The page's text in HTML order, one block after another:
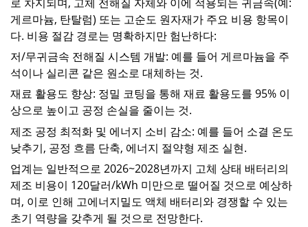
게르마늄, 탄탈럼) 또는 고순도 원자재가 주요 비용 항목이
다. 비용 절감 경로는 명확하지만 험난하다:
저/무귀금속 전해질 시스템 개발: 예를 들어 게르마늄을 주
석이나 실리콘 같은 원소로 대체하는 것.
재료 활용도 향상: 정밀 코팅을 통해 재료 활용도를 95% 이
상으로 높이고 공정 손실을 줄이는 것.
제조 공정 최적화 및 에너지 소비 감소: 예를 들어 소결 온도
낮추기, 공정 흐름 단축, 에너지 절약형 제조 실현.
업계는 일반적으로 2026~2028년까지 고체 상태 배터리의
제조 비용이 120달러/kWh 미만으로 떨어질 것으로 예상하
며, 이로 인해 고에너지밀도 액체 배터리와 경쟁할 수 있는
초기 역량을 갖추게 될 것으로 전망한다.